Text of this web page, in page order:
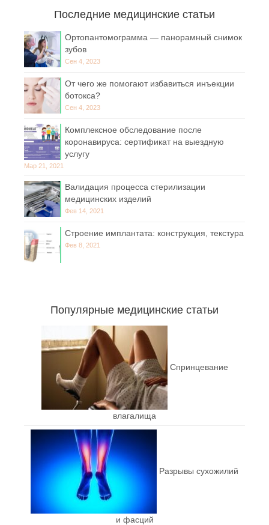
Последние медицинские статьи
Ортопантомограмма — панорамный снимок
зубов
Сен 4, 2023
От чего же помогают избавиться инъекции
ботокса?
Сен 4, 2023
Комплексное обследование после
коронавируса: сертификат на выездную
услугу
Мар 21, 2021
Валидация процесса стерилизации
медицинских изделий
Фев 14, 2021
Строение имплантата: конструкция, текстура
Фев 8, 2021
Популярные медицинские статьи
Спринцевание
влагалища
Разрывы сухожилий
и фасций